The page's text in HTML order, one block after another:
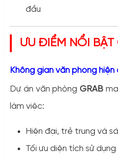
đầu
ƯU ĐIỂM NỔI BẬT
Không gian văn phòng
Dự án văn phòngGRAB
làm việc:
Hiện đại, trẻ trung và
Tối ưu diện tích sử dụng